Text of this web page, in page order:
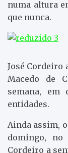
numa altura
que nunca.
José Cordeiro
Macedo de
semana,
entidades.
Ainda assim,
domingo, no
Cordeiro a